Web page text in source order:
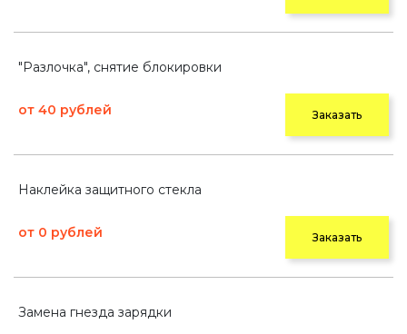
"Разлочка", снятие блокировки
от 40 рублей Заказать
Наклейка защитного стекла
от 0 рублей Заказать
Замена гнезда зарядки